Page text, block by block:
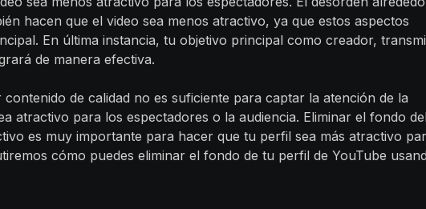
hacen que el video sea menos atractivo, ya que estos aspectos
En última instancia, tu objetivo principal como creador,
de manera efectiva.
de calidad no es suficiente para captar la atención de la
atractivo para los espectadores o la audiencia. Eliminar el fondo
es muy importante para hacer que tu perfil sea más atractivo
cómo puedes eliminar el fondo de tu perfil de YouTube